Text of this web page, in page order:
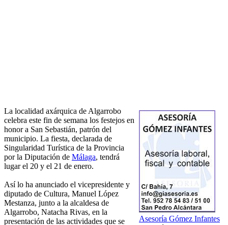
Asesoría Gómez Infantes
La localidad axárquica de Algarrobo
celebra este fin de semana los festejos en
honor a San Sebastián, patrón del
municipio. La fiesta, declarada de
Singularidad Turística de la Provincia
por la Diputación de Málaga, tendrá
lugar el 20 y el 21 de enero.
Así lo ha anunciado el vicepresidente y
diputado de Cultura, Manuel López
Mestanza, junto a la alcaldesa de
Algarrobo, Natacha Rivas, en la
presentación de las actividades que se